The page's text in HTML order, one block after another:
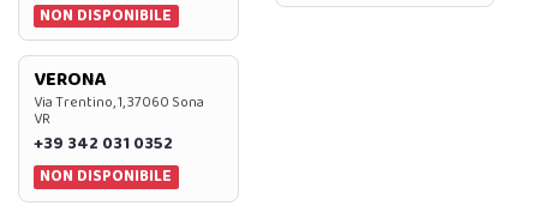
NON DISPONIBILE
VERONA
Via Trentino, 1, 37060 Sona
VR
+39 342 031 0352
NON DISPONIBILE